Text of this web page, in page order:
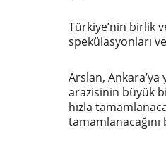
Türkiye’nin birlik
spekülasyonları
Arslan,
arazisinin büyük
hızla